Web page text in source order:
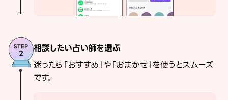
相談したい占い師を選ぶ
迷ったら「おすすめ」や「おまかせ」を使うとスムーズ
です。